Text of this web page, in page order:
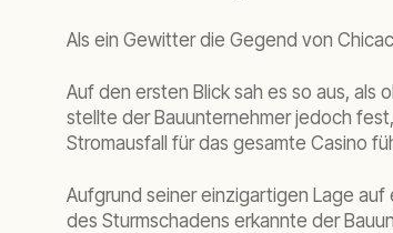
Als ein Gewitter die Gegend von
Auf den ersten Blick sah es so aus,
stellte der Bauunternehmer jedoch
Stromausfall für das gesamte Casino
Aufgrund seiner einzigartigen Lage
des Sturmschadens erkannte der